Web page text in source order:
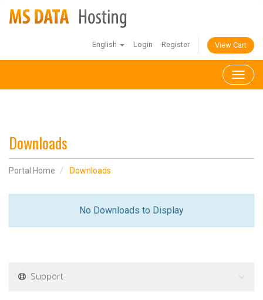
English Login Register View Cart
Downloads
Portal Home Downloads
No Downloads to Display
Support